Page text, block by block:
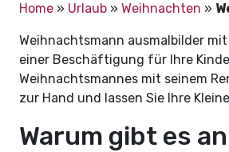
Home » Urlaub » Weihnachten »
Weihnachtsmann ausmalbilder
einer Beschäftigung für Ihre
Weihnachtsmannes mit seinem
zur Hand und lassen Sie Ihre
Warum gibt es